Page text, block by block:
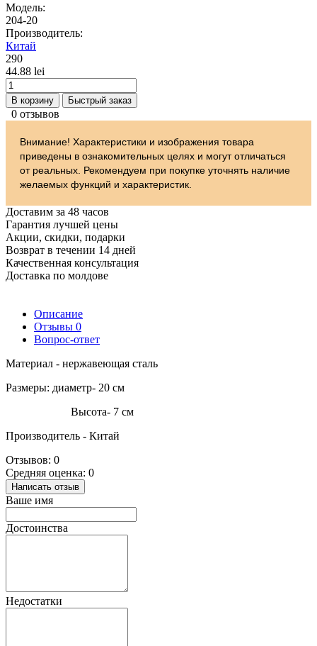
Модель:
204-20
Производитель:
Китай
290
44.88 lei
В корзину Быстрый заказ
0 отзывов
Внимание! Характеристики и изображения товара
приведены в ознакомительных целях и могут отличаться
от реальных. Рекомендуем при покупке уточнять наличие
желаемых функций и характеристик.
Доставим за 48 часов
Гарантия лучшей цены
Акции, скидки, подарки
Возврат в течении 14 дней
Качественная консультация
Доставка по молдове
Описание
Отзывы 0
Вопрос-ответ
Материал - нержавеющая сталь
Размеры: диаметр- 20 см
Высота- 7 см
Производитель - Китай
Отзывов: 0
Средняя оценка: 0
Написать отзыв
Ваше имя
Достоинства
Недостатки